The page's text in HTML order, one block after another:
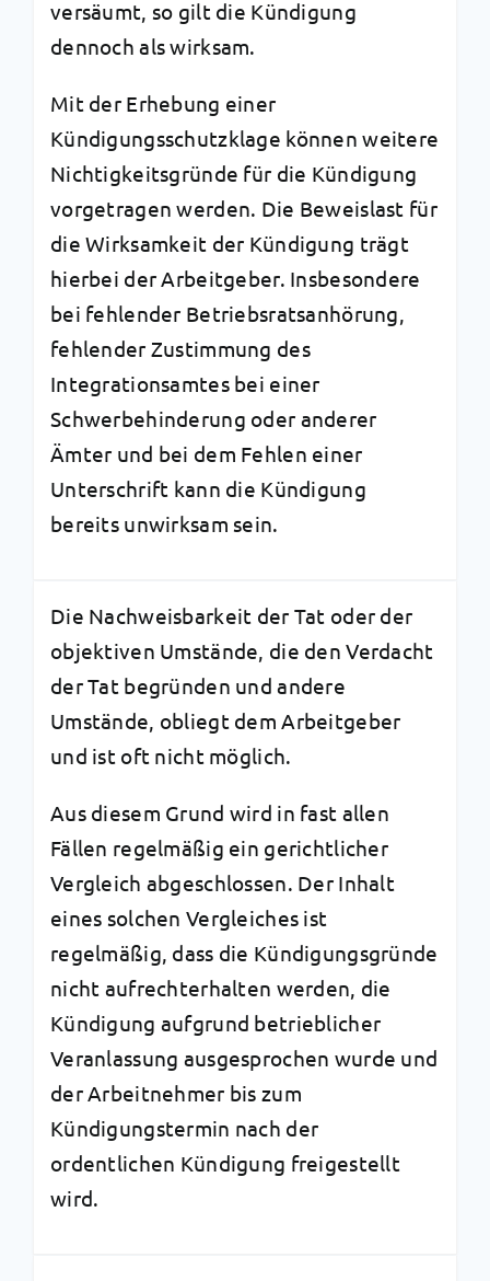
versäumt, so gilt die Kündigung
dennoch als wirksam.
Mit der Erhebung einer
Kündigungsschutzklage können weitere
Nichtigkeitsgründe für die Kündigung
vorgetragen werden. Die Beweislast für
die Wirksamkeit der Kündigung trägt
hierbei der Arbeitgeber. Insbesondere
bei fehlender Betriebsratsanhörung,
fehlender Zustimmung des
Integrationsamtes bei einer
Schwerbehinderung oder anderer
Ämter und bei dem Fehlen einer
Unterschrift kann die Kündigung
bereits unwirksam sein.
Die Nachweisbarkeit der Tat oder der
objektiven Umstände, die den Verdacht
der Tat begründen und andere
Umstände, obliegt dem Arbeitgeber
und ist oft nicht möglich.
Aus diesem Grund wird in fast allen
Fällen regelmäßig ein gerichtlicher
Vergleich abgeschlossen. Der Inhalt
eines solchen Vergleiches ist
regelmäßig, dass die Kündigungsgründe
nicht aufrechterhalten werden, die
Kündigung aufgrund betrieblicher
Veranlassung ausgesprochen wurde und
der Arbeitnehmer bis zum
Kündigungstermin nach der
ordentlichen Kündigung freigestellt
wird.